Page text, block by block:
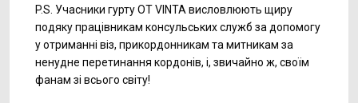
P.S. Учасники гурту OT VINTA висловлюють щиру
подяку працівникам консульських служб за допомогу
у отриманні віз, прикордонникам та митникам за
ненудне перетинання кордонів, і, звичайно ж, своїм
фанам зі всього світу!